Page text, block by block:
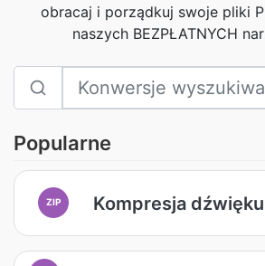
obracaj i porządkuj swoje pliki
naszych BEZPŁATNYCH
Popularne
ZIP Kompresja dźwięku